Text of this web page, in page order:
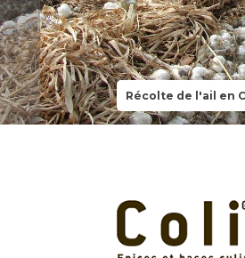
Récolte de l'ail en